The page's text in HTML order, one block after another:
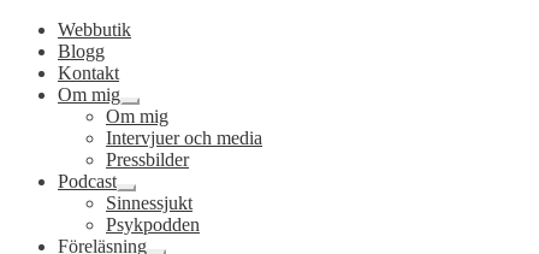
Webbutik
Blogg
Kontakt
Om mig
Expandera
undermeny
Om mig
Intervjuer och media
Pressbilder
Podcast
Expandera
undermeny
Sinnessjukt
Psykpodden
Föreläsning